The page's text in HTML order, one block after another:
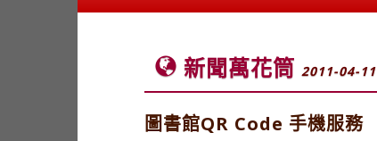
新聞萬花筒 2011-04-11
圖書館QR Code 手機服務